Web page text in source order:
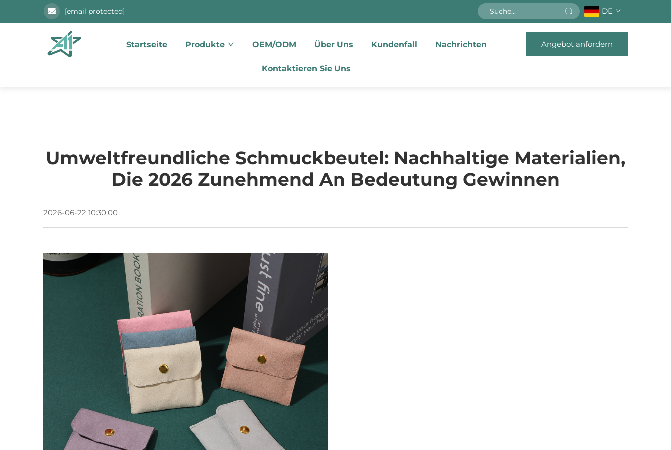
[email protected] DE
Startseite Produkte OEM/ODM Über Uns Kundenfall Nachrichten
Kontaktieren Sie Uns
Angebot anfordern
Umweltfreundliche Schmuckbeutel: Nachhaltige Materialien,
Die 2026 Zunehmend An Bedeutung Gewinnen
2026-06-22 10:30:00